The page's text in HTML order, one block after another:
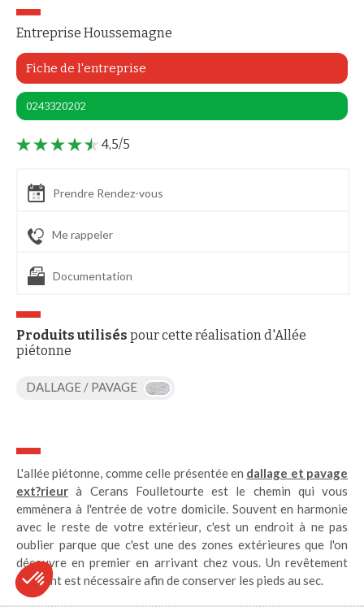
Entreprise Houssemagne
Fiche de l'entreprise
0243320202
4,5/5
Prendre Rendez-vous
Me rappeler
Documentation
Produits utilisés pour cette réalisation d'Allée
piétonne
DALLAGE / PAVAGE
L'allée piétonne, comme celle présentée en dallage et pavage
ext?rieur à Cerans Foulletourte est le chemin qui vous
emmènera à l'entrée de votre domicile. Souvent en harmonie
avec le reste de votre extérieur, c'est un endroit à ne pas
oublier parque que c'est une des zones extérieures que l'on
découvre en premier en arrivant chez vous. Un revêtement
drainant est nécessaire afin de conserver les pieds au sec.